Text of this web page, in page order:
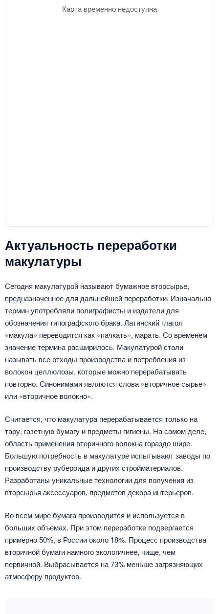
Карта временно недоступна
Актуальность переработки
макулатуры
Сегодня макулатурой называют бумажное вторсырье,
предназначенное для дальнейшей переработки. Изначально
термин употребляли полиграфисты и издатели для
обозначения типографского брака. Латинский глагол
«макула» переводится как «пачкать», марать. Со временем
значение термина расширилось. Макулатурой стали
называть все отходы производства и потребления из
волокон целлюлозы, которые можно перерабатывать
повторно. Синонимами являются слова «вторичное сырье»
или «вторичное волокно».
Считается, что макулатура перерабатывается только на
тару, газетную бумагу и предметы гигиены. На самом деле,
область применения вторичного волокна гораздо шире.
Большую потребность в макулатуре испытывают заводы по
производству рубероида и других стройматериалов.
Разработаны уникальные технологии для получения из
вторсырья аксессуаров, предметов декора интерьеров.
Во всем мире бумага производится и используется в
больших объемах. При этом переработке подвергается
примерно 50%, в России около 18%. Процесс производства
вторичной бумаги намного экологичнее, чище, чем
первичной. Выбрасывается на 73% меньше загрязняющих
атмосферу продуктов.